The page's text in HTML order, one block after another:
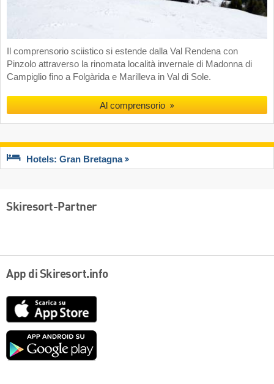
Il comprensorio sciistico si estende dalla Val Rendena con
Pinzolo attraverso la rinomata località invernale di Madonna di
Campiglio fino a Folgàrida e Marilleva in Val di Sole.
Al comprensorio
Hotels: Gran Bretagna
Skiresort-Partner
App di Skiresort.info
Google